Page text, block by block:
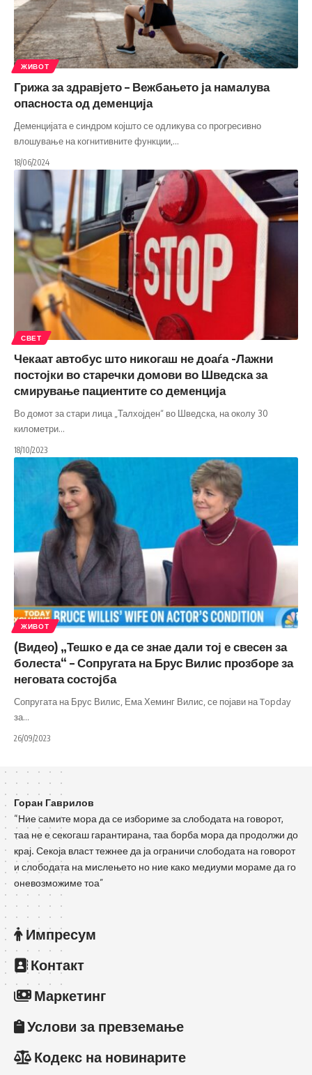
ЖИВОТ
Грижа за здравјето – Вежбањето ја намалува
опасноста од деменција
Деменцијата е синдром којшто се одликува со прогресивно
влошување на когнитивните функции, …
18/06/2024
СВЕТ
Чекаат автобус што никогаш не доаѓа -Лажни
постојки во старечки домови во Шведска за
смирување пациентите со деменција
Во домот за стари лица „Талхојден“ во Шведска, на околу 30
километри…
18/10/2023
ЖИВОТ
(Видео) „Тешко е да се знае дали тој е свесен за
болеста“ – Сопругата на Брус Вилис прозборе за
неговата состојба
Сопругата на Брус Вилис, Ема Хеминг Вилис, се појави на Topday
за…
26/09/2023
Горан Гаврилов
“Ние самите мора да се избориме за слободата на говорот,
таа не е секогаш гарантирана, таа борба мора да продолжи до
крај. Секоја власт тежнее да ја ограничи слободата на говорот
и слободата на мислењето но ние како медиуми мораме да го
оневозможиме тоа”
Импресум
Контакт
Маркетинг
Услови за превземање
Кодекс на новинарите